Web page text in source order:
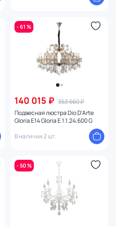
- 61 %
140 015 ₽ 363 660 ₽
Подвесная люстра Dio D'Arte
Gloria E14 Gloria E 1.1.24.600 G
В наличии 2 шт.
- 50 %